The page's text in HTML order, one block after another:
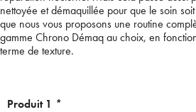
nettoyée et démaquillée pour que le soin
que nous vous proposons une routine
gamme Chrono Démaq au choix, en
terme de texture.
Produit 1 *